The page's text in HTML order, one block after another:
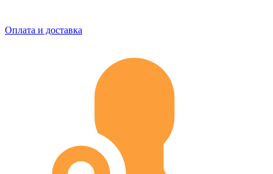
Оплата и доставка